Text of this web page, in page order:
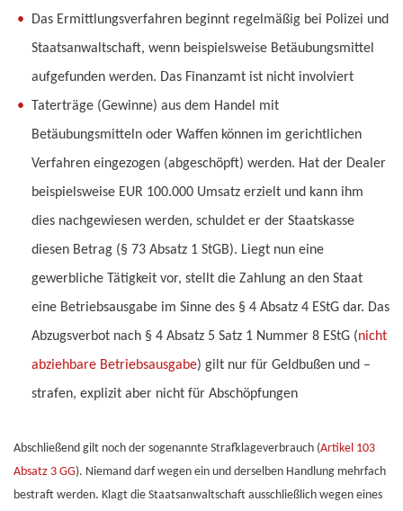
Das Ermittlungsverfahren beginnt regelmäßig bei Polizei und
Staatsanwaltschaft, wenn beispielsweise Betäubungsmittel
aufgefunden werden. Das Finanzamt ist nicht involviert
Taterträge (Gewinne) aus dem Handel mit
Betäubungsmitteln oder Waffen können im gerichtlichen
Verfahren eingezogen (abgeschöpft) werden. Hat der Dealer
beispielsweise EUR 100.000 Umsatz erzielt und kann ihm
dies nachgewiesen werden, schuldet er der Staatskasse
diesen Betrag (§ 73 Absatz 1 StGB). Liegt nun eine
gewerbliche Tätigkeit vor, stellt die Zahlung an den Staat
eine Betriebsausgabe im Sinne des § 4 Absatz 4 EStG dar. Das
Abzugsverbot nach § 4 Absatz 5 Satz 1 Nummer 8 EStG (nicht
abziehbare Betriebsausgabe) gilt nur für Geldbußen und –
strafen, explizit aber nicht für Abschöpfungen
Abschließend gilt noch der sogenannte Strafklageverbrauch (Artikel 103
Absatz 3 GG). Niemand darf wegen ein und derselben Handlung mehrfach
bestraft werden. Klagt die Staatsanwaltschaft ausschließlich wegen eines